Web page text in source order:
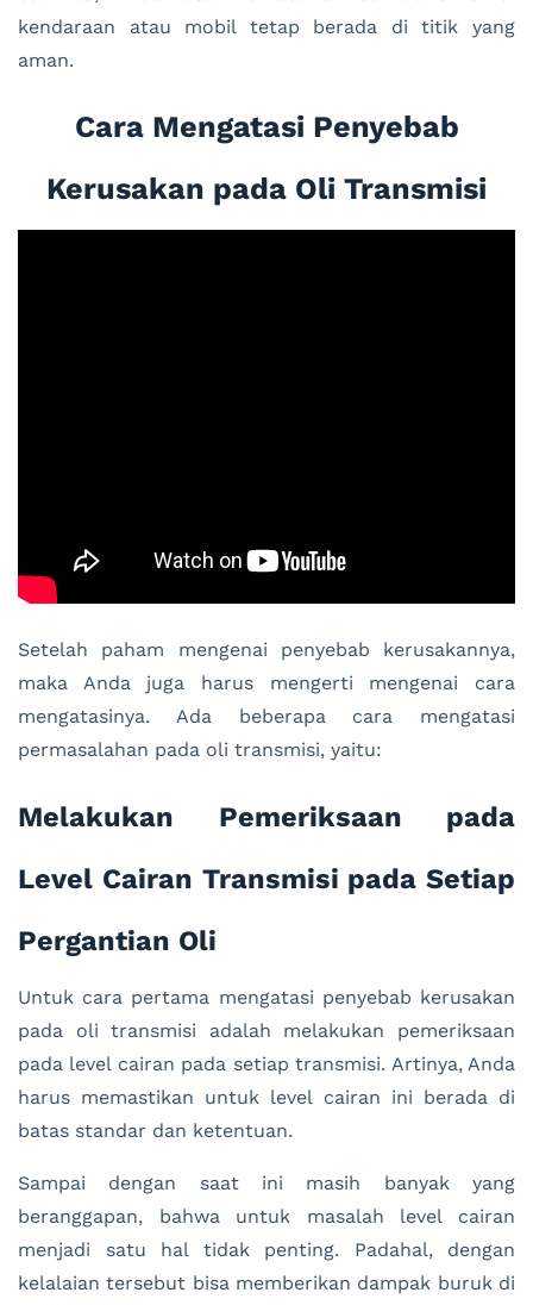
kendaraan atau mobil tetap berada di titik yang
aman.
Cara Mengatasi Penyebab
Kerusakan pada Oli Transmisi
Setelah paham mengenai penyebab kerusakannya,
maka Anda juga harus mengerti mengenai cara
mengatasinya. Ada beberapa cara mengatasi
permasalahan pada oli transmisi, yaitu:
Melakukan Pemeriksaan pada
Level Cairan Transmisi pada Setiap
Pergantian Oli
Untuk cara pertama mengatasi penyebab kerusakan
pada oli transmisi adalah melakukan pemeriksaan
pada level cairan pada setiap transmisi. Artinya, Anda
harus memastikan untuk level cairan ini berada di
batas standar dan ketentuan.
Sampai dengan saat ini masih banyak yang
beranggapan, bahwa untuk masalah level cairan
menjadi satu hal tidak penting. Padahal, dengan
kelalaian tersebut bisa memberikan dampak buruk di